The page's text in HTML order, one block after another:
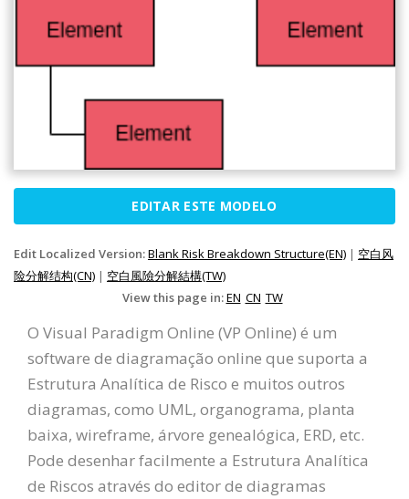
EDITAR ESTE MODELO
Edit Localized Version:Blank Risk Breakdown Structure(EN) | 空白风
险分解结构(CN) | 空白風險分解結構(TW)
View this page in:EN CN TW
O Visual Paradigm Online (VP Online) é um
software de diagramação online que suporta a
Estrutura Analítica de Risco e muitos outros
diagramas, como UML, organograma, planta
baixa, wireframe, árvore genealógica, ERD, etc.
Pode desenhar facilmente a Estrutura Analítica
de Riscos através do editor de diagramas